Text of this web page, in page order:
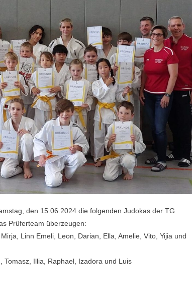
den 15.06.2024 die folgenden Judokas der TG
Prüferteam überzeugen:
Linn Emeli, Leon, Darian, Ella, Amelie, Vito, Yijia und
Tomasz, Illia, Raphael, Izadora und Luis